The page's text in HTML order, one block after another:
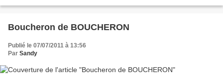
Boucheron de BOUCHERON
Publié le 07/07/2011 à 13:56
Par Sandy